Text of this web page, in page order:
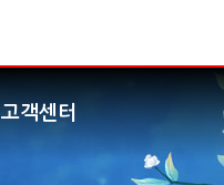
고객센터